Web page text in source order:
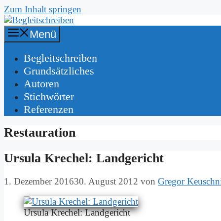
Zum Inhalt springen
Menü
Be­gleit­schrei­ben
Grund­sätz­li­ches
Au­toren
Stich­wör­ter
Re­fe­ren­zen
Restauration
Ur­su­la Kre­chel: Land­ge­richt
1. Dezember 201630. August 2012 von Gregor
Ur­su­la Kre­chel: Land­ge­richt